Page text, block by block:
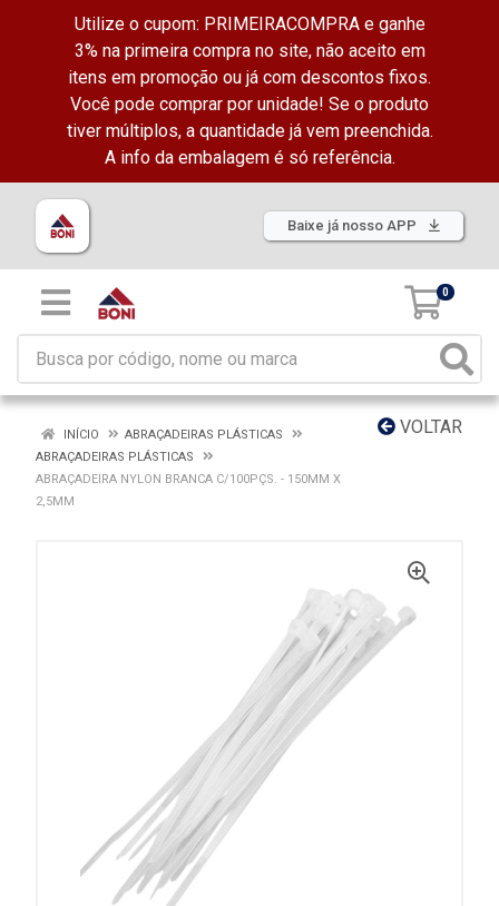
Utilize o cupom: PRIMEIRACOMPRA e ganhe
3% na primeira compra no site, não aceito em
itens em promoção ou já com descontos fixos.
Você pode comprar por unidade! Se o produto
tiver múltiplos, a quantidade já vem preenchida.
A info da embalagem é só referência.
Baixe já nosso APP
0
VOLTAR
INÍCIO
ABRAÇADEIRAS PLÁSTICAS
ABRAÇADEIRAS PLÁSTICAS
ABRAÇADEIRA NYLON BRANCA C/100PÇS. - 150MM X
2,5MM